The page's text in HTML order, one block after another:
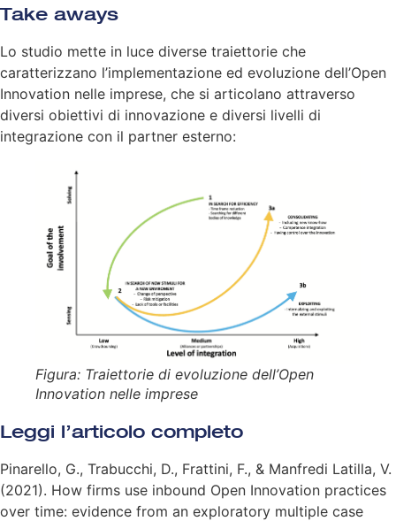
Take aways
Lo studio mette in luce diverse traiettorie che
caratterizzano l’implementazione ed evoluzione dell’Open
Innovation nelle imprese, che si articolano attraverso
diversi obiettivi di innovazione e diversi livelli di
integrazione con il partner esterno:
Figura: Traiettorie di evoluzione dell’Open
Innovation nelle imprese
Leggi l’articolo completo
Pinarello, G., Trabucchi, D., Frattini, F., & Manfredi Latilla, V.
(2021). How firms use inbound Open Innovation practices
over time: evidence from an exploratory multiple case